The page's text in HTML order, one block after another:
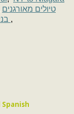
טיולים מאורגנים
,